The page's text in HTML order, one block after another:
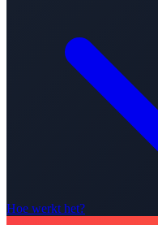
Hoe werkt het?